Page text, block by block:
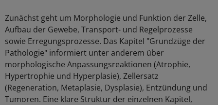
Zunächst geht um Morphologie und Funktion der Zelle,
Aufbau der Gewebe, Transport- und Regelprozesse
sowie Erregungsprozesse. Das Kapitel "Grundzüge der
Pathologie" informiert unter anderem über
morphologische Anpassungsreaktionen (Atrophie,
Hypertrophie und Hyperplasie), Zellersatz
(Regeneration, Metaplasie, Dysplasie), Entzündung und
Tumoren. Eine klare Struktur der einzelnen Kapitel,